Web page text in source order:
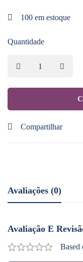
100 em estoque
Quantidade
Compartilhar
Avaliações (0)
Avaliação E
Based